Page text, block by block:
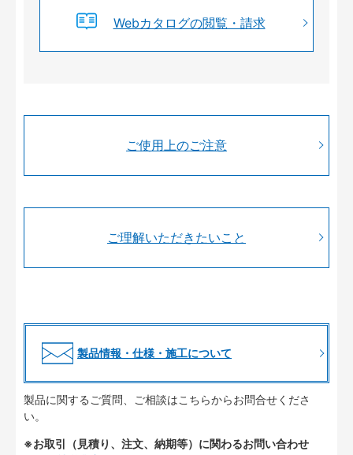
Webカタログの閲覧・請求
ご使用上のご注意
ご理解いただきたいこと
製品情報・仕様・施工について
製品に関するご質問、ご相談はこちらからお問合せくださ
い。
※お取引（見積り、注文、納期等）に関わるお問い合わせ